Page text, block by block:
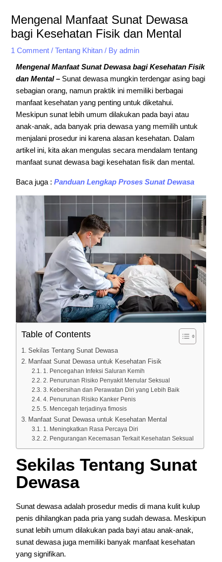
Mengenal Manfaat Sunat Dewasa
bagi Kesehatan Fisik dan Mental
1 Comment /Tentang Khitan / Byadmin
Mengenal Manfaat Sunat Dewasa bagi Kesehatan Fisik
dan Mental – Sunat dewasa mungkin terdengar asing bagi
sebagian orang, namun praktik ini memiliki berbagai
manfaat kesehatan yang penting untuk diketahui.
Meskipun sunat lebih umum dilakukan pada bayi atau
anak-anak, ada banyak pria dewasa yang memilih untuk
menjalani prosedur ini karena alasan kesehatan. Dalam
artikel ini, kita akan mengulas secara mendalam tentang
manfaat sunat dewasa bagi kesehatan fisik dan mental.
Baca juga :Panduan Lengkap Proses Sunat Dewasa
Table of Contents
Sekilas Tentang Sunat Dewasa
Manfaat Sunat Dewasa untuk Kesehatan Fisik
1. Pencegahan Infeksi Saluran Kemih
2. Penurunan Risiko Penyakit Menular Seksual
3. Kebersihan dan Perawatan Diri yang Lebih Baik
4. Penurunan Risiko Kanker Penis
5. Mencegah terjadinya fimosis
Manfaat Sunat Dewasa untuk Kesehatan Mental
1. Meningkatkan Rasa Percaya Diri
2. Pengurangan Kecemasan Terkait Kesehatan Seksual
Sekilas Tentang Sunat
Dewasa
Sunat dewasa adalah prosedur medis di mana kulit kulup
penis dihilangkan pada pria yang sudah dewasa. Meskipun
sunat lebih umum dilakukan pada bayi atau anak-anak,
sunat dewasa juga memiliki banyak manfaat kesehatan
yang signifikan.